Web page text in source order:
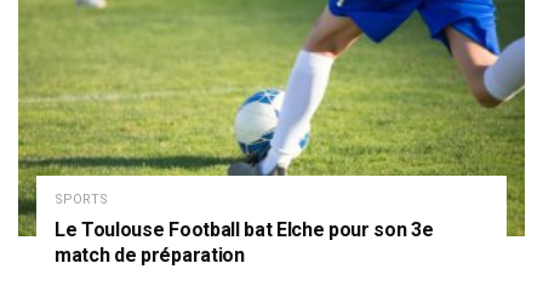
SPORTS
Le Toulouse Football bat Elche pour son 3e
match de préparation